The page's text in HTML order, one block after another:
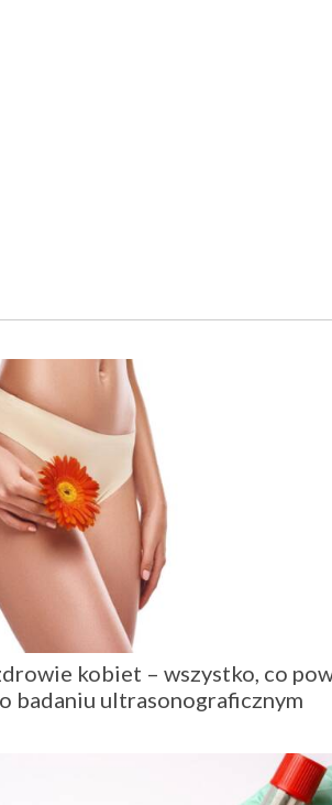
kobiet – wszystko, co
badaniu ultrasonograficznym